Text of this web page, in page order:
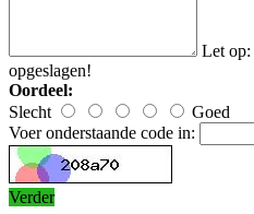
Let op:
opgeslagen!
Oordeel:
Slecht
Goed
Voer onderstaande code in:
Verder